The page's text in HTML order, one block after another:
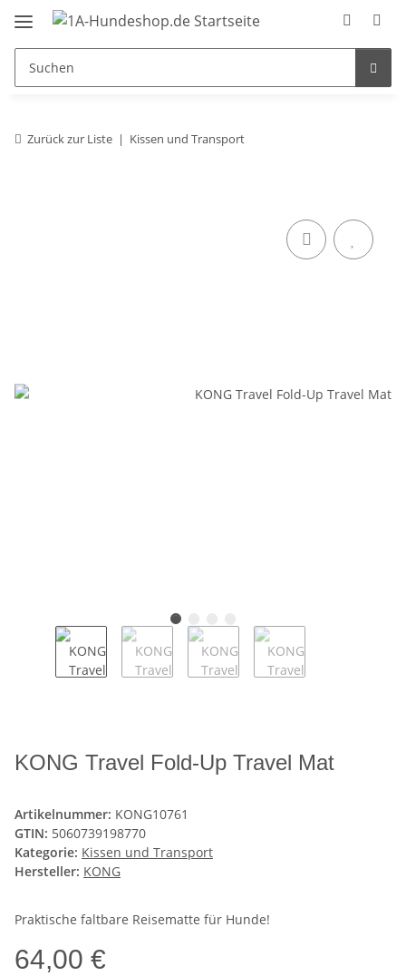
Zurück zur Liste Kissen und Transport
KONG Travel Fold-Up Travel Mat
Artikelnummer: KONG10761
GTIN: 5060739198770
Kategorie: Kissen und Transport
Hersteller: KONG
Praktische faltbare Reisematte für Hunde!
64,00 €